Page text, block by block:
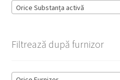
Orice Substanța activă
Filtrează după furnizor